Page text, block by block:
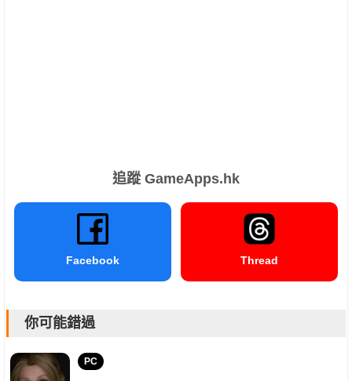
追蹤 GameApps.hk
Facebook Thread
你可能錯過
PC